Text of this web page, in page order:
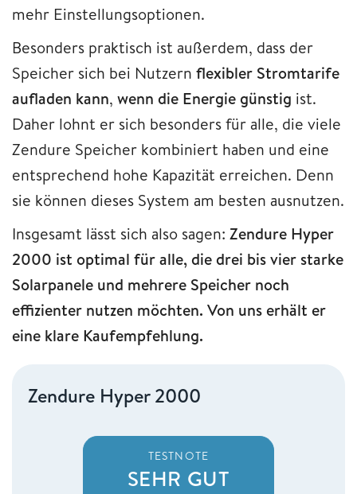
mehr Einstellungsoptionen.
Besonders praktisch ist außerdem, dass der
Speicher sich bei Nutzern flexibler Stromtarife
aufladen kann, wenn die Energie günstig ist.
Daher lohnt er sich besonders für alle, die viele
Zendure Speicher kombiniert haben und eine
entsprechend hohe Kapazität erreichen. Denn
sie können dieses System am besten ausnutzen.
Insgesamt lässt sich also sagen: Zendure Hyper
2000 ist optimal für alle, die drei bis vier starke
Solarpanele und mehrere Speicher noch
effizienter nutzen möchten. Von uns erhält er
eine klare Kaufempfehlung.
Zendure Hyper 2000
TESTNOTE
SEHR GUT